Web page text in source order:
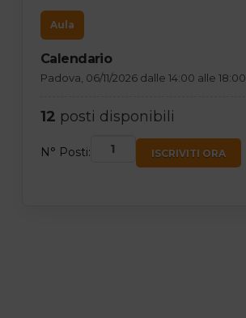
Aula
Calendario
Padova, 06/11/2026 dalle 14:00 alle 18:00
12 posti disponibili
N° Posti: ISCRIVITI ORA